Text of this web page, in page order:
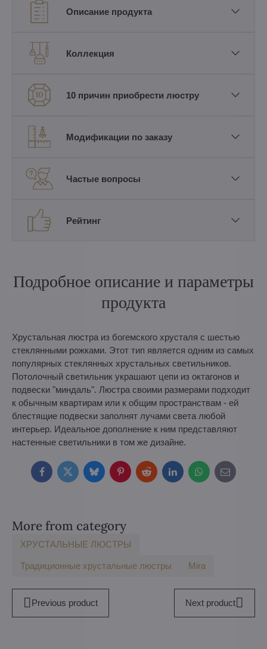
Описание продукта
Коллекция
10 причин приобрести люстру
Модификации по заказу
Частые вопросы
Рейтинг
Подробное описание и параметры
продукта
Хрустальная люстра из богемского хрусталя с шестью
стеклянными рожками. Этот тип является одним из самых
популярных стеклянных хрустальных светильников.
Потолочный светильник украшают цепи из октагонов и
подвески "миндаль". Люстра своими размерами подходит
к обычным квартирам или к общим пространствам - ей
блестящие подвески заполнят лучами света любой
интерьер. Идеальное дополнение к ним представляют
настенные светильники в том же дизайне.
FacebookTwitterBlueskyPinterestRedditLinkedInWhatsApp
E-
mail
More from category
ХРУСТАЛЬНЫЕ ЛЮСТРЫ
Традиционные хрустальные люстры Mira
Previous product Next product